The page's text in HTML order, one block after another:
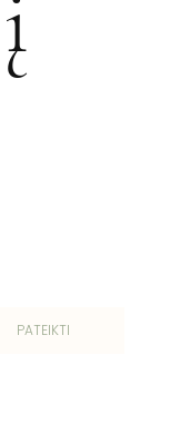
PATEIKTI